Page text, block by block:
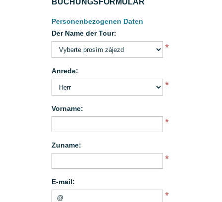
BUCHUNGSFORMULAR
Personenbezogenen Daten
Der Name der Tour:
*
Anrede:
*
Vorname:
*
Zuname:
*
E-mail:
*